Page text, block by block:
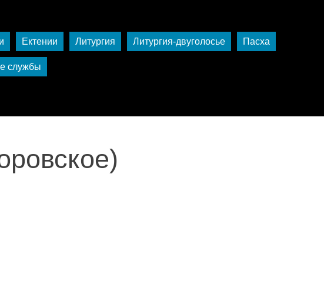
Ектении Литургия Литургия-двуголосье Пасха
службы